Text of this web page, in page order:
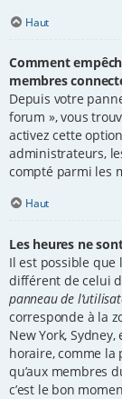
Haut
Comment
membres
Depuis votre
forum », vous
activez cette
administrateurs,
compté parmi les
Haut
Les heures ne
Il est possible que
différent de celui
panneau de
corresponde à la
New York,
horaire, comme la
qu’aux membres
c’est le bon